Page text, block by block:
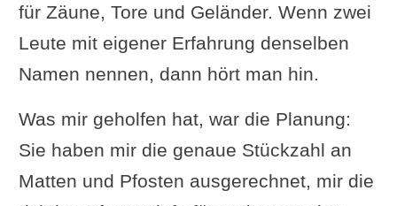
für Zäune, Tore und Geländer. Wenn zwei
Leute mit eigener Erfahrung denselben
Namen nennen, dann hört man hin.
Was mir geholfen hat, war die Planung:
Sie haben mir die genaue Stückzahl an
Matten und Pfosten ausgerechnet, mir die